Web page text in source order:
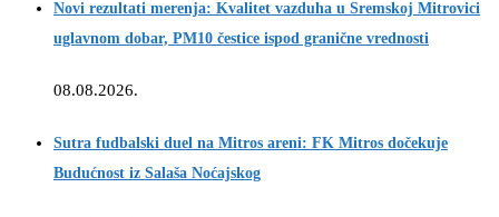
Novi rezultati merenja: Kvalitet vazduha u Sremskoj Mitrovici
uglavnom dobar, PM10 čestice ispod granične vrednosti
08.08.2026.
Sutra fudbalski duel na Mitros areni: FK Mitros dočekuje
Budućnost iz Salaša Noćajskog